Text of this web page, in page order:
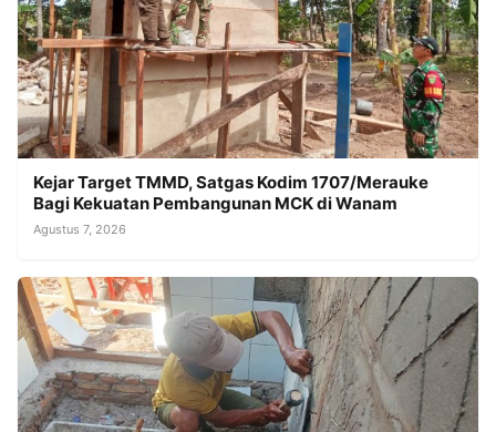
Kejar Target TMMD, Satgas Kodim 1707/Merauke
Bagi Kekuatan Pembangunan MCK di Wanam
Agustus 7, 2026